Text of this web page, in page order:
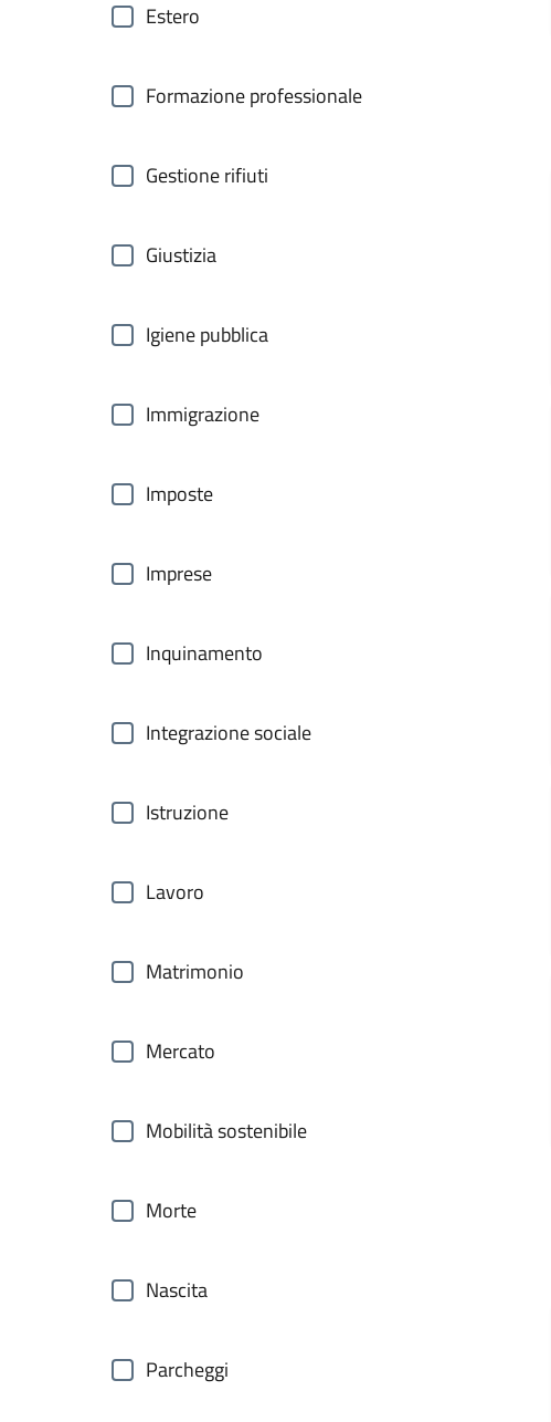
Estero
Formazione professionale
Gestione rifiuti
Giustizia
Igiene pubblica
Immigrazione
Imposte
Imprese
Inquinamento
Integrazione sociale
Istruzione
Lavoro
Matrimonio
Mercato
Mobilità sostenibile
Morte
Nascita
Parcheggi